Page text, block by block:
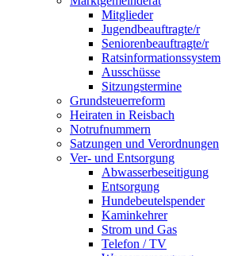
Mitglieder
Jugendbeauftragte/r
Seniorenbeauftragte/r
Ratsinformationssystem
Ausschüsse
Sitzungstermine
Grundsteuerreform
Heiraten in Reisbach
Notrufnummern
Satzungen und Verordnungen
Ver- und Entsorgung
Abwasserbeseitigung
Entsorgung
Hundebeutelspender
Kaminkehrer
Strom und Gas
Telefon / TV